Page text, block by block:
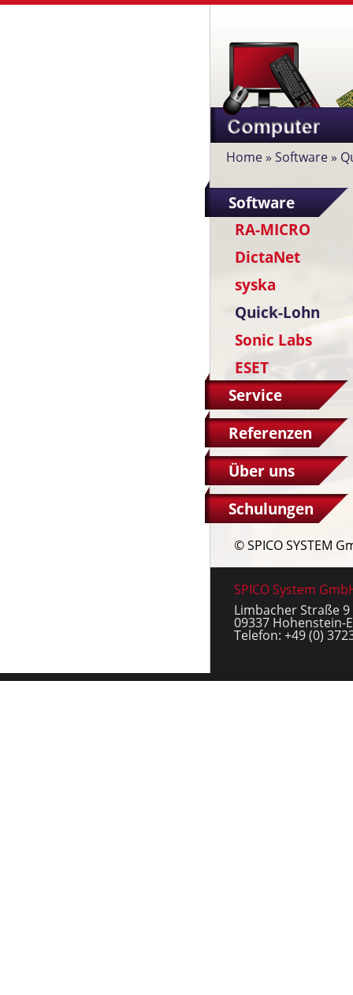
Home» Software»
Software
RA-MICRO
DictaNet
syska
Quick-Lohn
Sonic Labs
ESET
Service
Referenzen
Über uns
Schulungen
© SPICO SYSTEM
SPICO System
Limbacher Straße 9
09337 Hohenstein-
Telefon: +49 (0)